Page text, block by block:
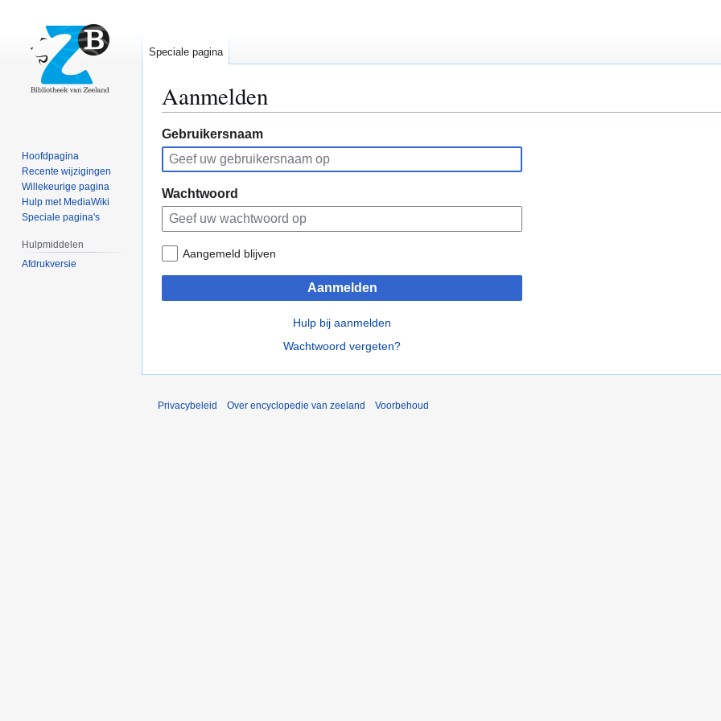
Aanmelden
Naar
navigatie
springen
Naar
zoeken
springen
Gebruikersnaam
Wachtwoord
Aangemeld blijven
Aanmelden
Hulp bij aanmelden
Wachtwoord vergeten?
Speciale pagina
Hoofdpagina
Recente wijzigingen
Willekeurige pagina
Hulp met MediaWiki
Speciale pagina's
Hulpmiddelen
Afdrukversie
Privacybeleid Over encyclopedie van zeeland Voorbehoud